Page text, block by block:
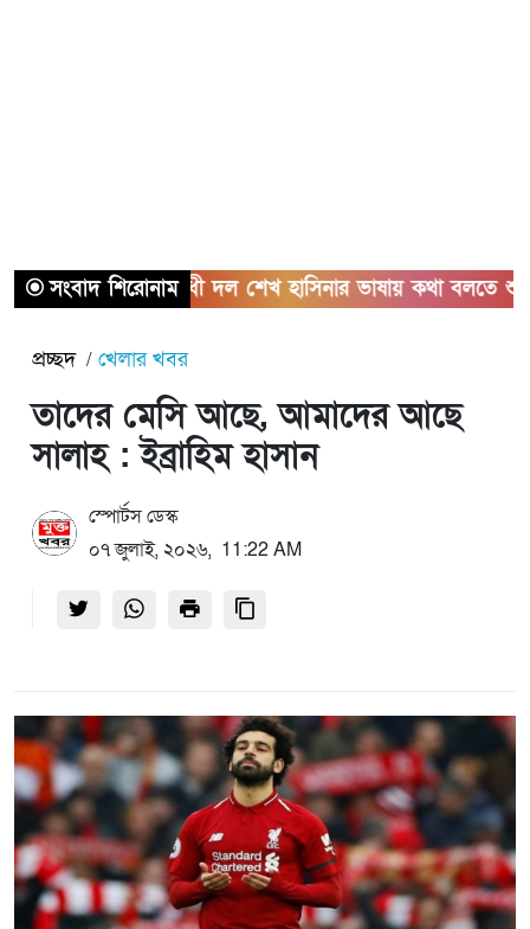
সংবাদ শিরোনাম
বিরোধী দল শেখ হাসিনার ভাষায় কথা বলতে শুরু
প্রচ্ছদ খেলার খবর
তাদের মেসি আছে, আমাদের আছে
সালাহ : ইব্রাহিম হাসান
স্পোর্টস ডেস্ক
০৭ জুলাই, ২০২৬, 11:22 AM